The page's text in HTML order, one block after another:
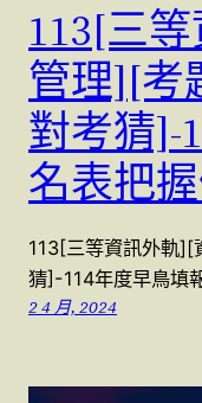
113[三
管理][考
對考猜]-
名表把
113[三等資訊外軌][
猜]-114年度早鳥填
2 4 月, 2024